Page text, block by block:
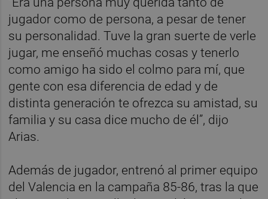
jugador como de persona, a pesar de tener
su personalidad. Tuve la gran suerte de verle
jugar, me enseñó muchas cosas y tenerlo
como amigo ha sido el colmo para mí, que
gente con esa diferencia de edad y de
distinta generación te ofrezca su amistad, su
familia y su casa dice mucho de él”, dijo
Arias.
Además de jugador, entrenó al primer equipo
del Valencia en la campaña 85-86, tras la que